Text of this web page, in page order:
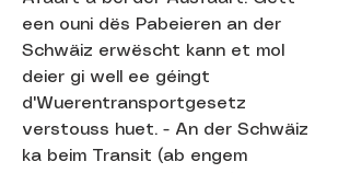
een ouni dës Pabeieren an der
Schwäiz erwëscht kann et mol
deier gi well ee géingt
d'Wuerentransportgesetz
verstouss huet. - An der Schwäiz
ka beim Transit (ab engem